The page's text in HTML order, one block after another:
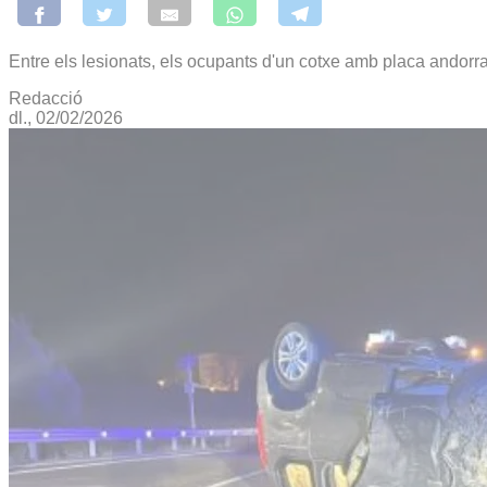
Entre els lesionats, els ocupants d'un cotxe amb placa
Redacció
dl., 02/02/2026